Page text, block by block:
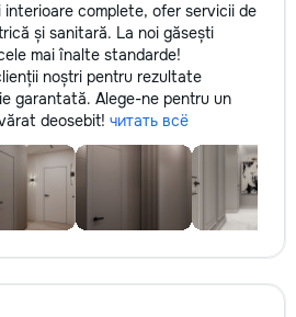
complete, ofer servicii de
și sanitară. La noi găsești
mai înalte standarde!
noștri pentru rezultate
garantată. Alege-ne pentru un
deosebit! читать всё